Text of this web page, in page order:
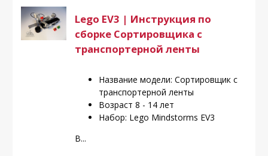
Lego EV3 | Инструкция по
сборке Сортировщика с
транспортерной ленты
Название модели: Сортировщик с
транспортерной ленты
Возраст 8 - 14 лет
Набор: Lego Mindstorms EV3
В...